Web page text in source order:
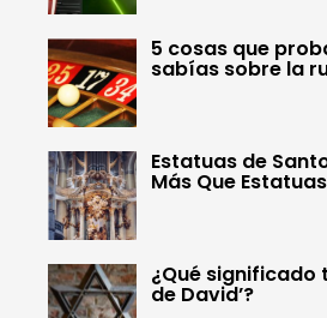
5 cosas que
sabías sobre la
Estatuas de
Más Que Estatuas
¿Qué significado
de David’?